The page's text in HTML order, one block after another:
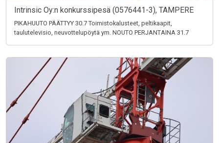
Intrinsic Oy:n konkurssipesä (0576441-3), TAMPERE
PIKAHUUTO PÄÄTTYY 30.7 Toimistokalusteet, peltikaapit,
taulutelevisio, neuvottelupöytä ym. NOUTO PERJANTAINA 31.7